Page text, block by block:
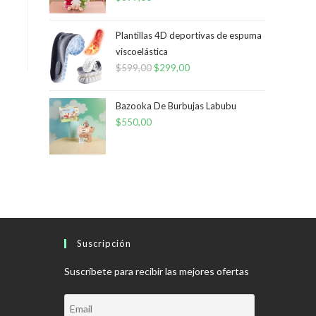
Plantillas 4D deportivas de espuma
viscoelástica
$599,00El
original
$299,00El
actual
Bazooka De Burbujas Labubu
$550,00
Suscripción
Suscríbete para recibir las mejores ofertas